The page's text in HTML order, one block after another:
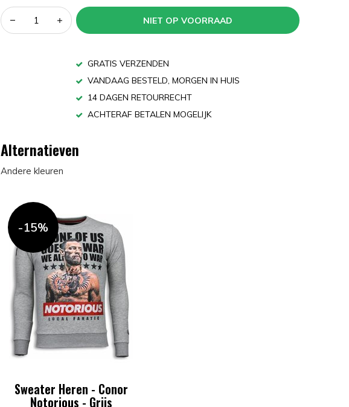
NIET OP VOORRAAD
GRATIS VERZENDEN
VANDAAG BESTELD, MORGEN IN HUIS
14 DAGEN RETOURRECHT
ACHTERAF BETALEN MOGELIJK
Alternatieven
Andere kleuren
-15%
Sweater Heren - Conor
Notorious - Grijs